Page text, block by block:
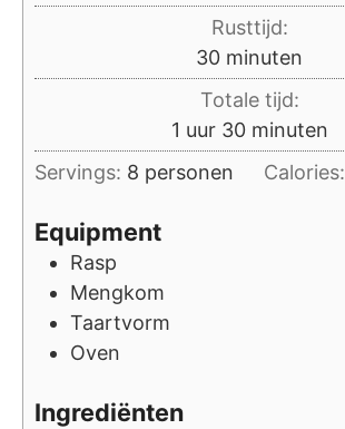
Rusttijd:
30minuten
minuten
Totale tijd:
1 uur
uur 30minuten
minuten
Servings: 8 personen Calories:
Equipment
Rasp
Mengkom
Taartvorm
Oven
Ingrediënten